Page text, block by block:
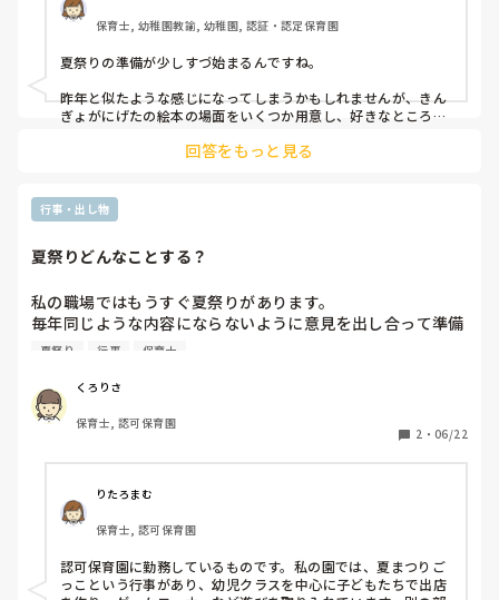
保育士, 幼稚園教諭, 幼稚園, 認証・認定保育園
夏祭りの準備が少しすづ始まるんですね。
昨年と似たような感じになってしまうかもしれませんが、きん
ぎょがにげたの絵本の場面をいくつか用意し、好きなところに
わりにし、すくったきんぎょを入れて、保育室に飾るなども、
お祭りの余韻も感じられいいかなと思います。
れを袋に入れてあげてもいいかもです。
回答をもっと見る
行事・出し物
夏祭りどんなことする？
私の職場ではもうすぐ夏祭りがあります。
毎年同じような内容にならないように意見を出し合って準備
中です💦
事はありますか？どんな内容でされているますか？
今後の参考にさせていただきたいので教えてください(^^)
夏祭り 行事 保育士
くろりさ
保育士, 認可保育園
2 ・ 06/22
りたろまむ
保育士, 認可保育園
認可保育園に勤務しているものです。私の園では、夏まつりご
っこという行事があり、幼児クラスを中心に子どもたちで出店